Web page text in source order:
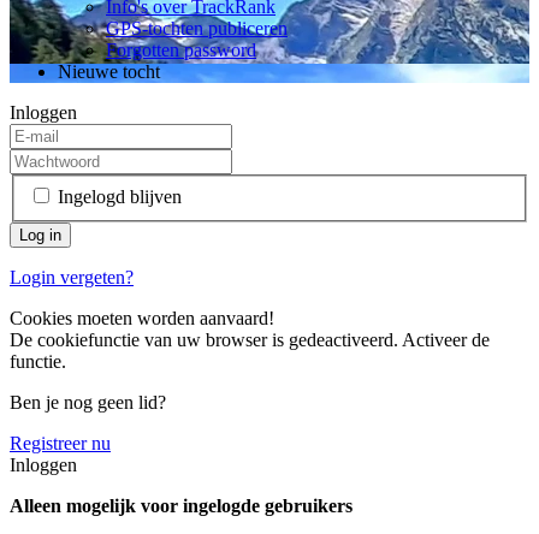
Info's over TrackRank
GPS-tochten publiceren
Forgotten password
Nieuwe tocht
Inloggen
Ingelogd blijven
Login vergeten?
Cookies moeten worden aanvaard!
De cookiefunctie van uw browser is gedeactiveerd. Activeer de
functie.
Ben je nog geen lid?
Registreer nu
Inloggen
Alleen mogelijk voor ingelogde gebruikers